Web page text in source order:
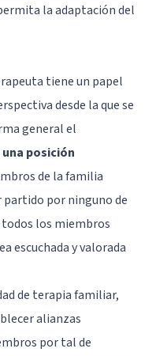
la adaptación del
tiene un papel
desde la que se
general el
posición
de la familia
por ninguno de
todos los miembros
escuchada y valorada
de terapia familiar,
alianzas
por tal de